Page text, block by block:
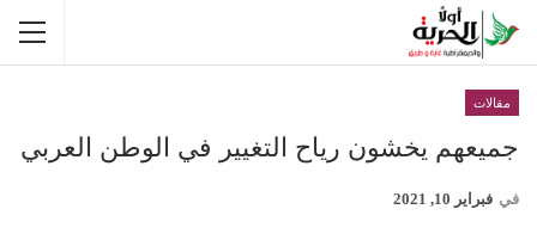
مقالات
جميعهم يخشون رياح التغيير في الوطن العربي
في فبراير 10, 2021